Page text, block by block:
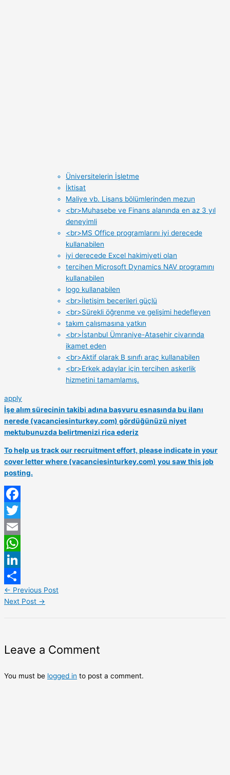
Üniversitelerin İşletme
İktisat
Maliye vb. Lisans bölümlerinden mezun
<br>Muhasebe ve Finans alanında en az 3 yıl
deneyimli
<br>MS Office programlarını iyi derecede
kullanabilen
iyi derecede Excel hakimiyeti olan
tercihen Microsoft Dynamics NAV programını
kullanabilen
logo kullanabilen
<br>İletişim becerileri güçlü
<br>Sürekli öğrenme ve gelişimi hedefleyen
takım çalışmasına yatkın
<br>İstanbul Ümraniye-Ataşehir civarında
ikamet eden
<br>Aktif olarak B sınıfı araç kullanabilen
<br>Erkek adaylar için tercihen askerlik
hizmetini tamamlamış.
apply
İşe alım sürecinin takibi adına başvuru esnasında bu ilanı
nerede (vacanciesinturkey.com) gördüğünüzü niyet
mektubunuzda belirtmenizi rica ederiz
To help us track our recruitment effort, please indicate in your
cover letter where (vacanciesinturkey.com) you saw this job
posting.
Facebook
Twitter
Email
WhatsApp
LinkedIn
Share
← Previous Post
Next Post →
Leave a Comment
You must be logged in to post a comment.